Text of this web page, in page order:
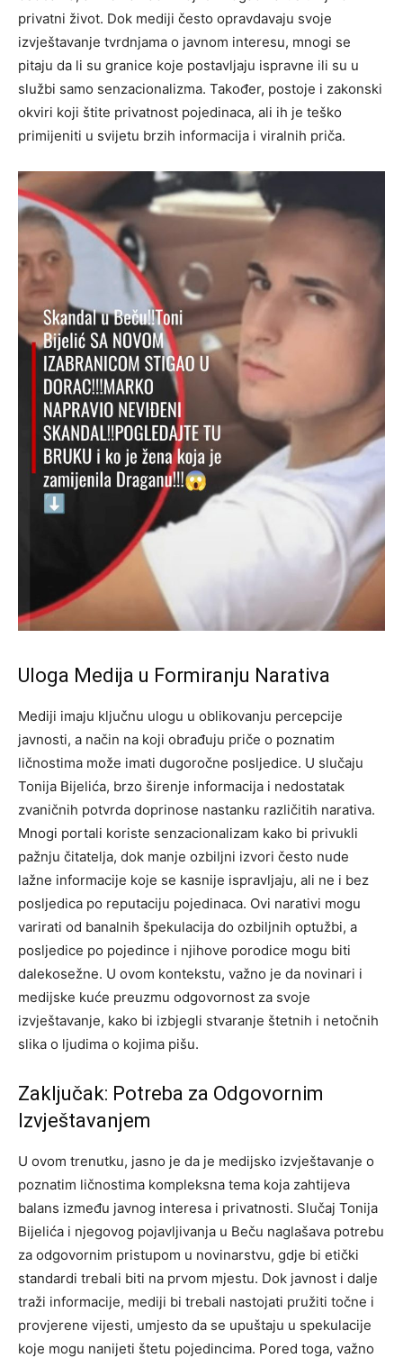
privatni život. Dok mediji često opravdavaju svoje
izvještavanje tvrdnjama o javnom interesu, mnogi se
pitaju da li su granice koje postavljaju ispravne ili su u
službi samo senzacionalizma. Također, postoje i zakonski
okviri koji štite privatnost pojedinaca, ali ih je teško
primijeniti u svijetu brzih informacija i viralnih priča.
Uloga Medija u Formiranju Narativa
Mediji imaju ključnu ulogu u oblikovanju percepcije
javnosti, a način na koji obrađuju priče o poznatim
ličnostima može imati dugoročne posljedice. U slučaju
Tonija Bijelića, brzo širenje informacija i nedostatak
zvaničnih potvrda doprinose nastanku različitih narativa.
Mnogi portali koriste senzacionalizam kako bi privukli
pažnju čitatelja, dok manje ozbiljni izvori često nude
lažne informacije koje se kasnije ispravljaju, ali ne i bez
posljedica po reputaciju pojedinaca. Ovi narativi mogu
varirati od banalnih špekulacija do ozbiljnih optužbi, a
posljedice po pojedince i njihove porodice mogu biti
dalekosežne. U ovom kontekstu, važno je da novinari i
medijske kuće preuzmu odgovornost za svoje
izvještavanje, kako bi izbjegli stvaranje štetnih i netočnih
slika o ljudima o kojima pišu.
Zaključak: Potreba za Odgovornim
Izvještavanjem
U ovom trenutku, jasno je da je medijsko izvještavanje o
poznatim ličnostima kompleksna tema koja zahtijeva
balans između javnog interesa i privatnosti. Slučaj Tonija
Bijelića i njegovog pojavljivanja u Beču naglašava potrebu
za odgovornim pristupom u novinarstvu, gdje bi etički
standardi trebali biti na prvom mjestu. Dok javnost i dalje
traži informacije, mediji bi trebali nastojati pružiti točne i
provjerene vijesti, umjesto da se upuštaju u spekulacije
koje mogu nanijeti štetu pojedincima. Pored toga, važno